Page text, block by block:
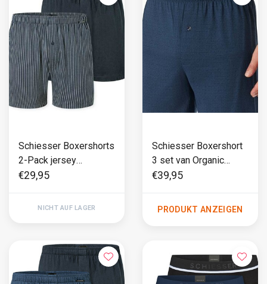
Schiesser Boxershorts
2-Pack jersey
donkerblauw
€29,95
NICHT AUF LAGER
Schiesser Boxershort
3 set van Organic
Cotton Multi - 95/5
€39,95
PRODUKT ANZEIGEN